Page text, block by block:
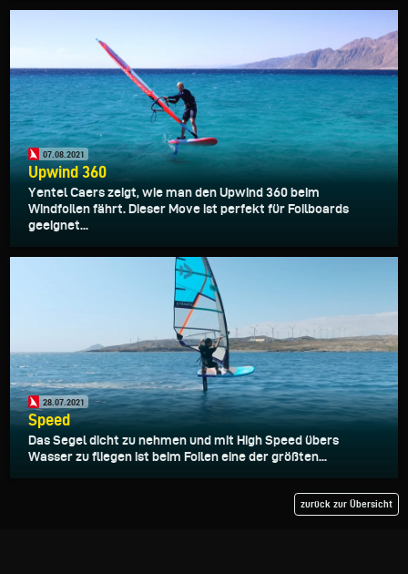
07.08.2021
Upwind 360
Yentel Caers zeigt, wie man den Upwind 360 beim
Windfoilen fährt. Dieser Move ist perfekt für Foilboards
geeignet...
28.07.2021
Speed
Das Segel dicht zu nehmen und mit High Speed übers
Wasser zu fliegen ist beim Foilen eine der größten...
zurück zur Übersicht